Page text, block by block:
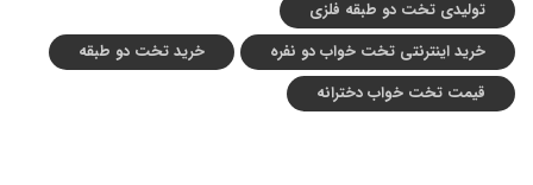
تولیدی تخت دو طبقه فلزی
خرید اینترنتی تخت خواب دو نفره
خرید تخت دو طبقه
قیمت تخت خواب دخترانه